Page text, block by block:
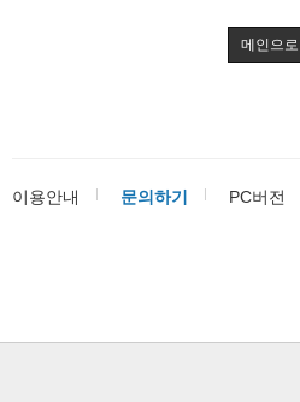
메인으로
이용안내 문의하기 PC버전